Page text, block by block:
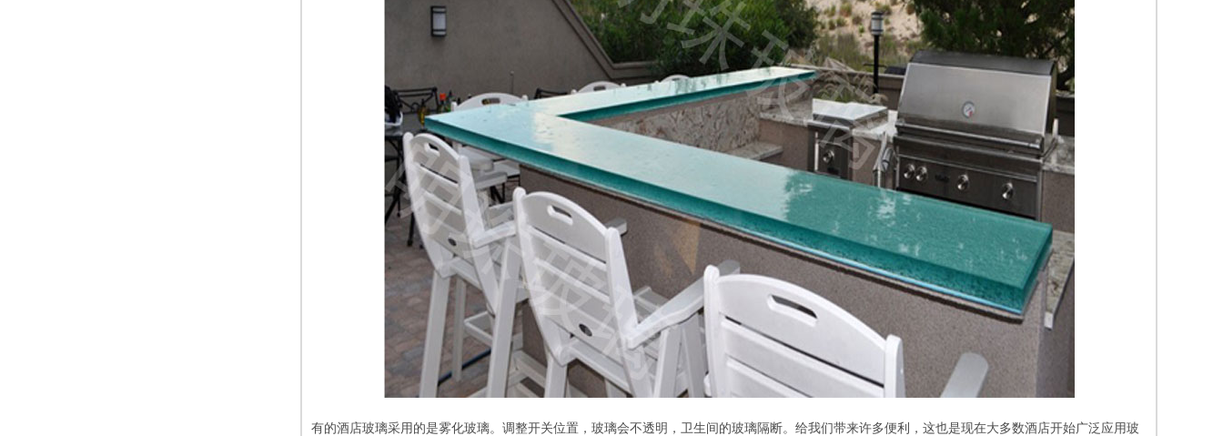
有的酒店玻璃采用的是雾化玻璃。调整开关位置，玻璃会不透明，卫生间的玻璃隔断。给我们带来许多便利，这也是现在大多数酒店开始广泛应用玻